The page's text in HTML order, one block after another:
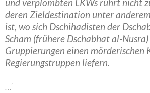
deren Zieldestination unter
ist, wo sich Dschihadisten der
Scham (frühere Dschabhat al-
Gruppierungen einen mörderischen
Regierungstruppen liefern.
…‘